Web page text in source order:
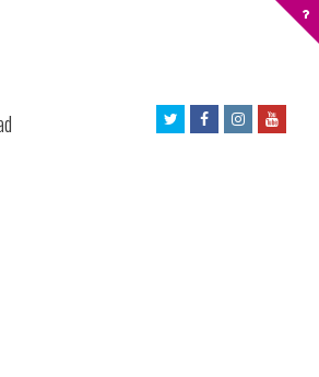
TwitterFacebookInstagram